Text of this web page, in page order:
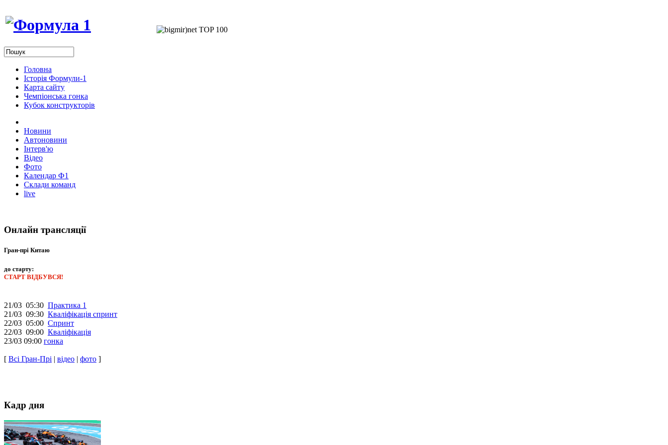
Головна
Історія Формули-1
Карта сайту
Чемпіонська гонка
Кубок конструкторів
Новини
Автоновини
Інтерв'ю
Відео
Фото
Календар Ф1
Склади команд
live
Онлайн трансляції
Гран-прі Китаю
до старту:
СТАРТ ВІДБУВСЯ!
21/03 05:30 Практика 1
21/03 09:30 Кваліфікація спринт
22/03 05:00 Спринт
22/03 09:00 Кваліфікація
23/03 09:00 гонка
[ Всі Гран-Прі | відео | фото ]
Кадр дня